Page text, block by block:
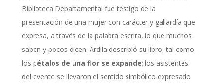
Biblioteca Departamental fue testigo de la
presentación de una mujer con carácter y gallardía que
expresa, a través de la palabra escrita, lo que muchos
saben y pocos dicen. Ardila describió su libro, tal como
los pétalos de una flor se expande; los asistentes
del evento se llevaron el sentido simbólico expresado